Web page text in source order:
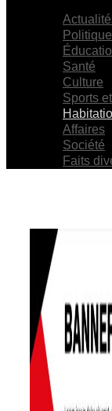
Politique
Santé
Culture
Sports
Affaires
Société
Faits